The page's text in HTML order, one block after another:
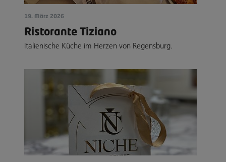
19. März 2026
Ristorante Tiziano
Italienische Küche im Herzen von Regensburg.